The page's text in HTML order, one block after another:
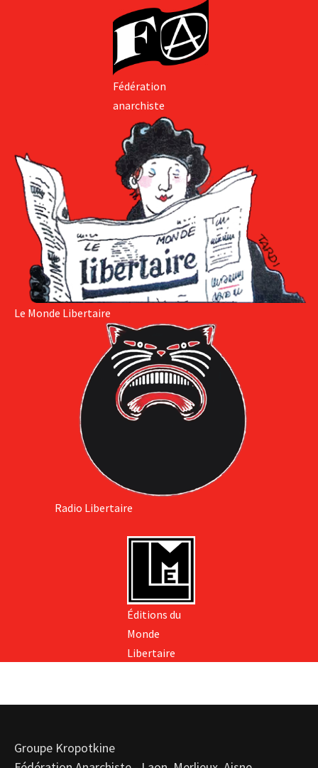
Fédération
anarchiste
Le Monde Libertaire
Radio Libertaire
Éditions du
Monde
Libertaire
Groupe Kropotkine